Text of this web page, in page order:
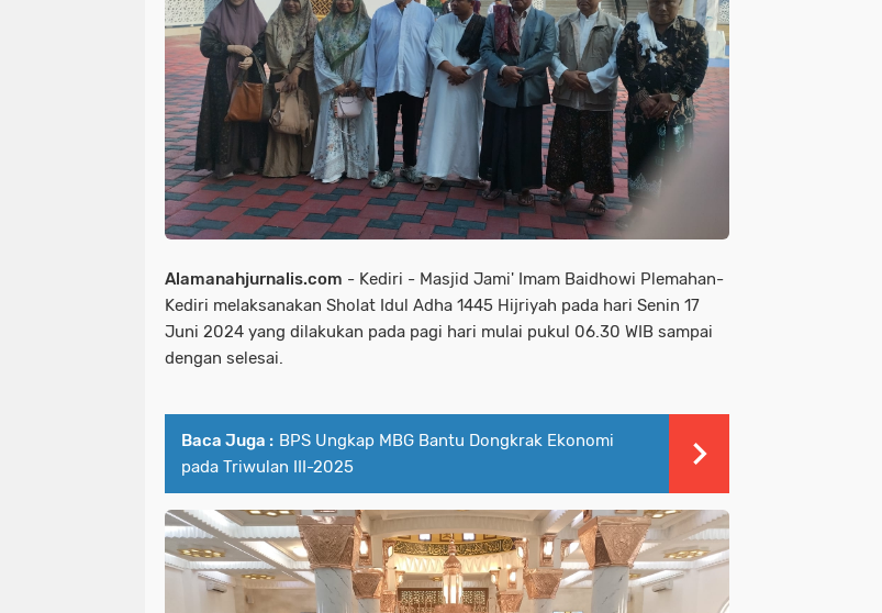
Alamanahjurnalis.com - Kediri - Masjid Jami' Imam Baidhowi Plemahan-
Kediri melaksanakan Sholat Idul Adha 1445 Hijriyah pada hari Senin 17
Juni 2024 yang dilakukan pada pagi hari mulai pukul 06.30 WIB sampai
dengan selesai.
Baca Juga : BPS Ungkap MBG Bantu Dongkrak Ekonomi
pada Triwulan III-2025